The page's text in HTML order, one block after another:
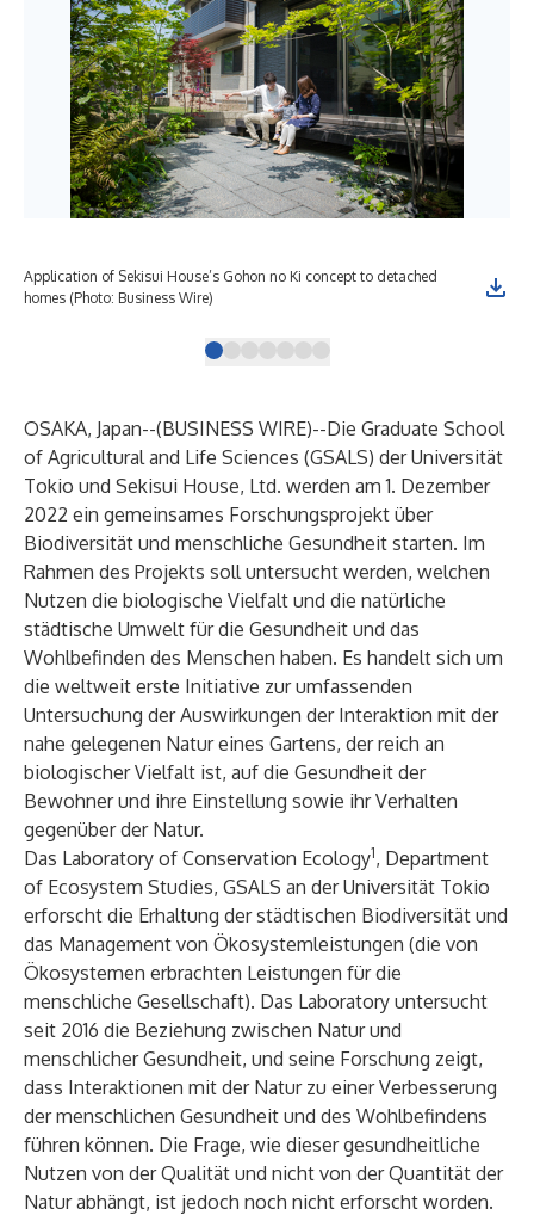
Application of Sekisui House’s Gohon no Ki concept to detached
homes (Photo: Business Wire)
OSAKA, Japan--(BUSINESS WIRE)--Die Graduate School
of Agricultural and Life Sciences (GSALS) der Universität
Tokio und Sekisui House, Ltd. werden am 1. Dezember
2022 ein gemeinsames Forschungsprojekt über
Biodiversität und menschliche Gesundheit starten. Im
Rahmen des Projekts soll untersucht werden, welchen
Nutzen die biologische Vielfalt und die natürliche
städtische Umwelt für die Gesundheit und das
Wohlbefinden des Menschen haben. Es handelt sich um
die weltweit erste Initiative zur umfassenden
Untersuchung der Auswirkungen der Interaktion mit der
nahe gelegenen Natur eines Gartens, der reich an
biologischer Vielfalt ist, auf die Gesundheit der
Bewohner und ihre Einstellung sowie ihr Verhalten
gegenüber der Natur.
Das Laboratory of Conservation Ecology1, Department
of Ecosystem Studies, GSALS an der Universität Tokio
erforscht die Erhaltung der städtischen Biodiversität und
das Management von Ökosystemleistungen (die von
Ökosystemen erbrachten Leistungen für die
menschliche Gesellschaft). Das Laboratory untersucht
seit 2016 die Beziehung zwischen Natur und
menschlicher Gesundheit, und seine Forschung zeigt,
dass Interaktionen mit der Natur zu einer Verbesserung
der menschlichen Gesundheit und des Wohlbefindens
führen können. Die Frage, wie dieser gesundheitliche
Nutzen von der Qualität und nicht von der Quantität der
Natur abhängt, ist jedoch noch nicht erforscht worden.